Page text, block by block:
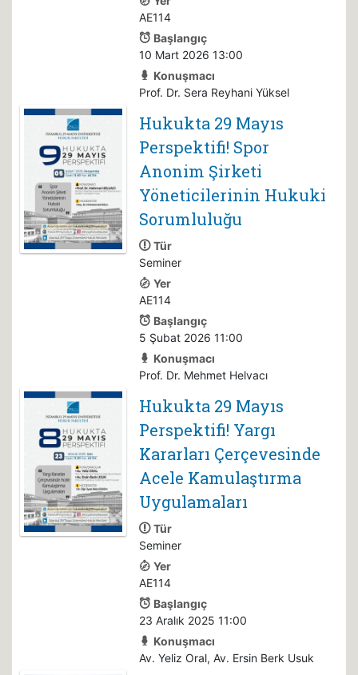
AE114
Başlangıç
10 Mart 2026 13:00
Konuşmacı
Prof. Dr. Sera Reyhani Yüksel
Hukukta 29 Mayıs
Perspektifi! Spor
Anonim Şirketi
Yöneticilerinin Hukuki
Sorumluluğu
Tür
Seminer
Yer
AE114
Başlangıç
5 Şubat 2026 11:00
Konuşmacı
Prof. Dr. Mehmet Helvacı
Hukukta 29 Mayıs
Perspektifi! Yargı
Kararları Çerçevesinde
Acele Kamulaştırma
Uygulamaları
Tür
Seminer
Yer
AE114
Başlangıç
23 Aralık 2025 11:00
Konuşmacı
Av. Yeliz Oral, Av. Ersin Berk Usuk